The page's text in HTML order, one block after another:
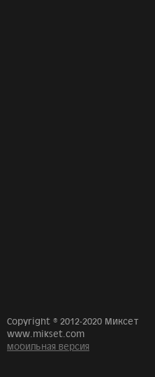
Copyright © 2012-2020 Миксет
www.mikset.com
мобильная версия